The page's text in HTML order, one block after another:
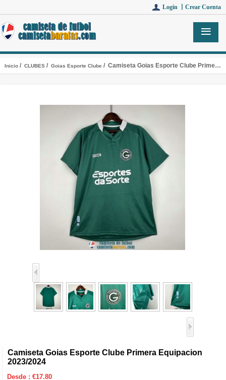
Login 丨 Crear Cuenta
Inicio/ CLUBES/ Goias Esporte Clube / Camiseta Goias Esporte Clube Primera Equipacion 2023/2024
Camiseta Goias Esporte Clube Primera Equipacion
2023/2024
Desde :€17.80